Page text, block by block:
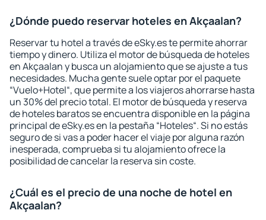
¿Dónde puedo reservar hoteles en Akçaalan?
Reservar tu hotel a través de eSky.es te permite ahorrar
tiempo y dinero. Utiliza el motor de búsqueda de hoteles
en Akçaalan y busca un alojamiento que se ajuste a tus
necesidades. Mucha gente suele optar por el paquete
“Vuelo+Hotel“, que permite a los viajeros ahorrarse hasta
un 30% del precio total. El motor de búsqueda y reserva
de hoteles baratos se encuentra disponible en la página
principal de eSky.es en la pestaña “Hoteles“. Si no estás
seguro de si vas a poder hacer el viaje por alguna razón
inesperada, comprueba si tu alojamiento ofrece la
posibilidad de cancelar la reserva sin coste.
¿Cuál es el precio de una noche de hotel en
Akçaalan?